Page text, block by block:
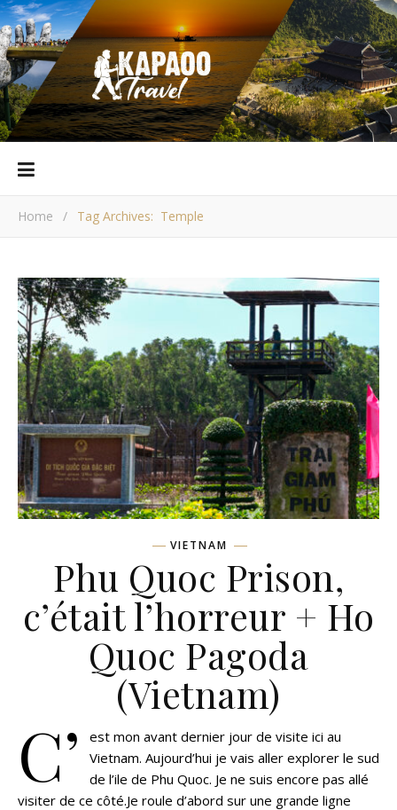
Home / Tag Archives: Temple
VIETNAM
Phu Quoc Prison,
c’était l’horreur + Ho
Quoc Pagoda
(Vietnam)
C’
est mon avant dernier jour de visite ici au
Vietnam. Aujourd’hui je vais aller explorer le sud
de l’ile de Phu Quoc. Je ne suis encore pas allé
visiter de ce côté.Je roule d’abord sur une grande ligne